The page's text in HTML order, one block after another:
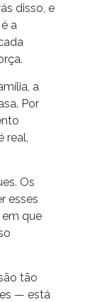
disso, e
a
a
Por
real,
Os
esses
que
tão
— está